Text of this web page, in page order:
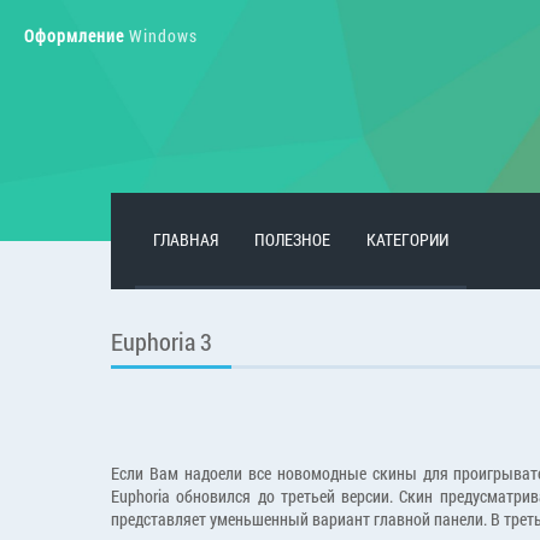
Оформление Windows
ГЛАВНАЯ ПОЛЕЗНОЕ КАТЕГОРИИ
Euphoria 3
Если Вам надоели все новомодные скины для
Euphoria обновился до третьей версии. Скин
представляет уменьшенный вариант главной панели. В